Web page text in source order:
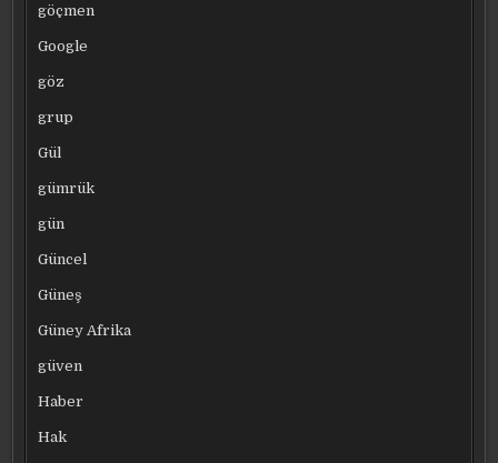
göçmen
Google
göz
grup
Gül
gümrük
gün
Güncel
Güneş
Güney Afrika
güven
Haber
Hak